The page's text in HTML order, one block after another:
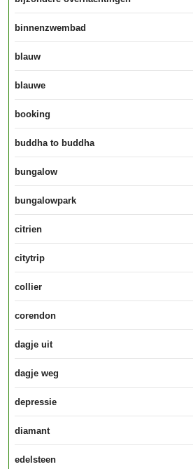
binnenzwembad
blauw
blauwe
booking
buddha to buddha
bungalow
bungalowpark
citrien
citytrip
collier
corendon
dagje uit
dagje weg
depressie
diamant
edelsteen